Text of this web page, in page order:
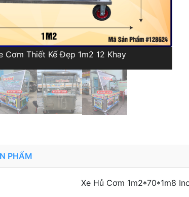
Cơm Thiết Kế Đẹp 1m2 12 Khay
PHẨM
Xe Hủ Cơm 1m2*70*1m8